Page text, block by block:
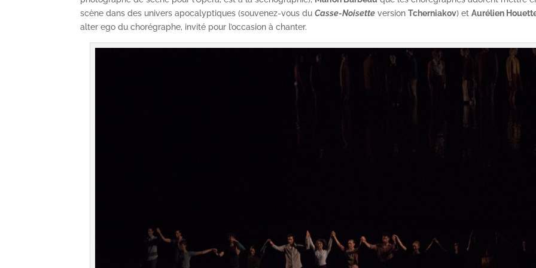
scène dans des univers apocalyptiques (souvenez-vous duCasse-Noisette versionTcherniakov) etAurélien
alter ego du chorégraphe, invité pour l’occasion à chanter.